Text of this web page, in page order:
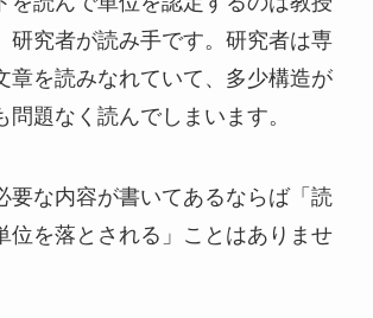
研究者が読み手です。研究者は専
章を読みなれていて、多少構造が
問題なく読んでしまいます。
要な内容が書いてあるならば「読
位を落とされる」ことはありませ